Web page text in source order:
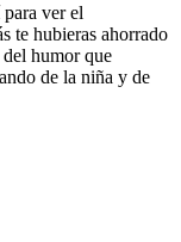
ver el
te hubieras ahorrado
humor que
de la niña y de